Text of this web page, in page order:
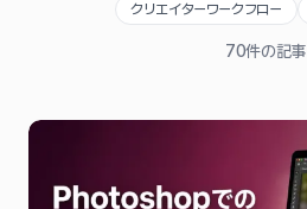
クリエイターワークフロー
70件の記事